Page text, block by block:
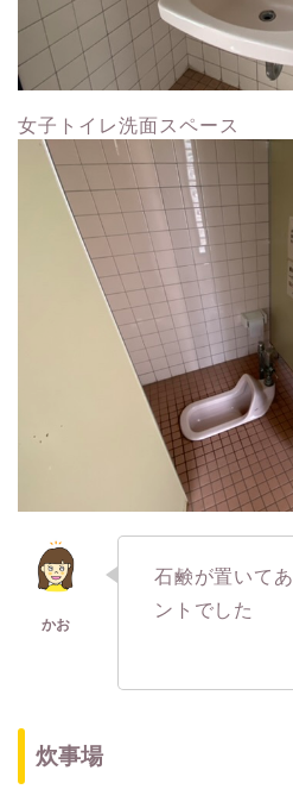
女子トイレ洗面スペース
石鹸が置いて
ントでした
炊事場